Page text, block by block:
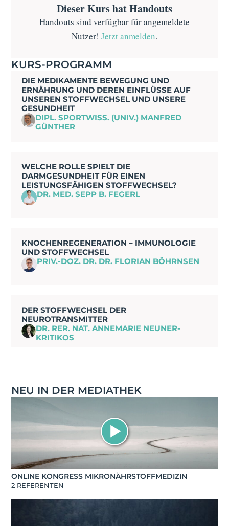
Dieser Kurs hat Handouts
Handouts sind verfügbar für angemeldete
Nutzer! Jetzt anmelden.
KURS-PROGRAMM
DIE MEDIKAMENTE BEWEGUNG UND
ERNÄHRUNG UND DEREN EINFLÜSSE AUF
UNSEREN STOFFWECHSEL UND UNSERE
GESUNDHEIT
DIPL. SPORTWISS. (UNIV.) MANFRED
GÜNTHER
WELCHE ROLLE SPIELT DIE
DARMGESUNDHEIT FÜR EINEN
LEISTUNGSFÄHIGEN STOFFWECHSEL?
DR. MED. SEPP B. FEGERL
KNOCHENREGENERATION – IMMUNOLOGIE
UND STOFFWECHSEL
PRIV.-DOZ. DR. DR. FLORIAN BÖHRNSEN
DER STOFFWECHSEL DER
NEUROTRANSMITTER
DR. RER. NAT. ANNEMARIE NEUNER-
KRITIKOS
NEU IN DER MEDIATHEK
ONLINE KONGRESS MIKRONÄHRSTOFFMEDIZIN
2 REFERENTEN